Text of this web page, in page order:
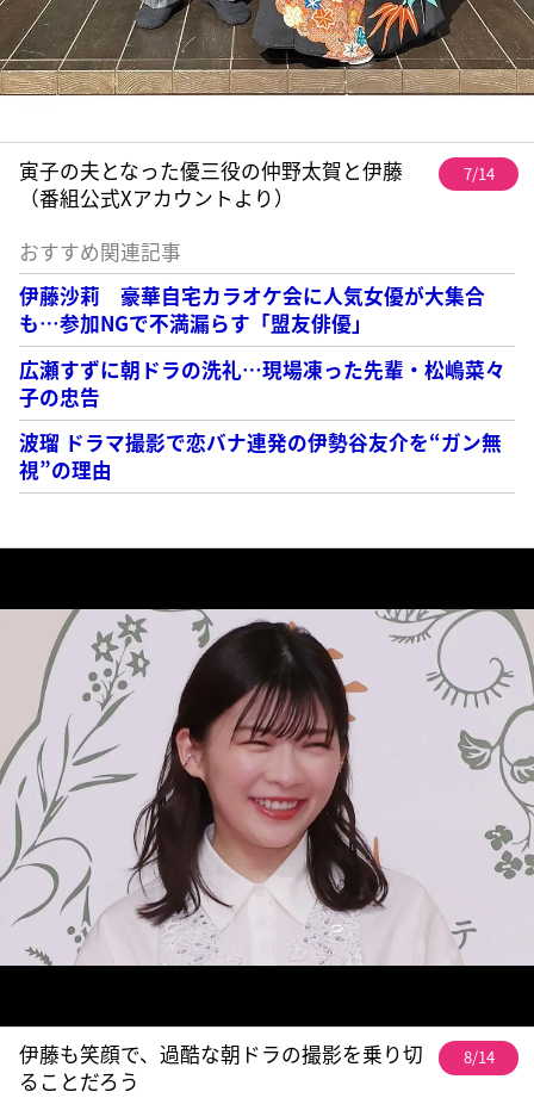
寅子の夫となった優三役の仲野太賀と伊藤
（番組公式Xアカウントより）
7/14
おすすめ関連記事
伊藤沙莉 豪華自宅カラオケ会に人気女優が大集合
も…参加NGで不満漏らす「盟友俳優」
広瀬すずに朝ドラの洗礼…現場凍った先輩・松嶋菜々
子の忠告
波瑠 ドラマ撮影で恋バナ連発の伊勢谷友介を“ガン無
視”の理由
伊藤も笑顔で、過酷な朝ドラの撮影を乗り切
ることだろう
8/14